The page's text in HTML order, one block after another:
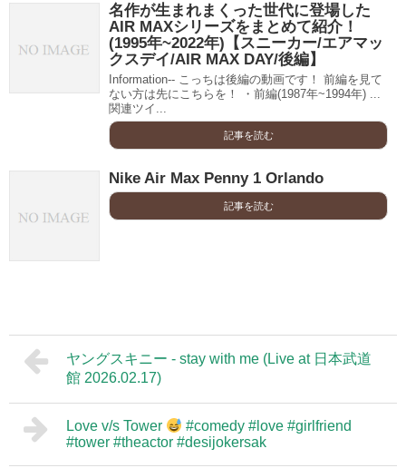
名作が生まれまくった世代に登場した
AIR MAXシリーズをまとめて紹介！
(1995年~2022年)【スニーカー/エアマッ
クスデイ/AIR MAX DAY/後編】
Information-- こっちは後編の動画です！ 前編を見て
ない方は先にこちらを！ ・前編(1987年~1994年) ...
関連ツイ...
記事を読む
Nike Air Max Penny 1 Orlando
記事を読む
ヤングスキニー - stay with me (Live at 日本武道
館 2026.02.17)
Love v/s Tower
#comedy #love #girlfriend
#tower #theactor #desijokersak